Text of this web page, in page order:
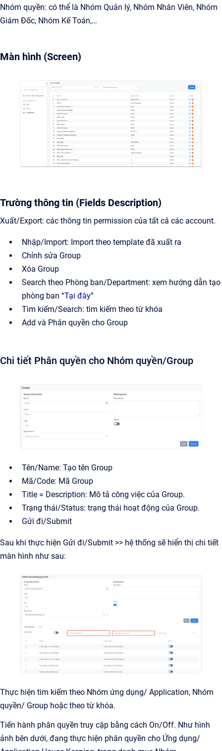
Nhóm quyền: có thể là Nhóm Quản lý, Nhóm Nhân Viên, Nhóm
Giám Đốc, Nhóm Kế Toán,…
Màn hình (Screen)
Trường thông tin (Fields Description)
Xuất/Export: các thông tin permission của tất cả các account.
Nhập/Import: Import theo template đã xuất ra
Chỉnh sửa Group
Xóa Group
Search theo Phòng ban/Department: xem hướng dẫn tạo
phòng ban “Tại đây”
Tìm kiếm/Search: tìm kiếm theo từ khóa
Add và Phân quyền cho Group
Chi tiết Phân quyền cho Nhóm quyền/Group
Tên/Name: Tạo tên Group
Mã/Code: Mã Group
Title = Description: Mô tả công việc của Group.
Trạng thái/Status: trạng thái hoạt động của Group.
Gửi đi/Submit
Sau khi thực hiện Gửi đi/Submit >> hệ thống sẽ hiển thị chi tiết
màn hình như sau:
Thực hiện tìm kiếm theo Nhóm ứng dụng/ Application, Nhóm
quyền/ Group hoặc theo từ khóa.
Tiến hành phân quyền truy cập bằng cách On/Off. Như hình
ảnh bên dưới, đang thực hiện phân quyền cho Ứng dụng/